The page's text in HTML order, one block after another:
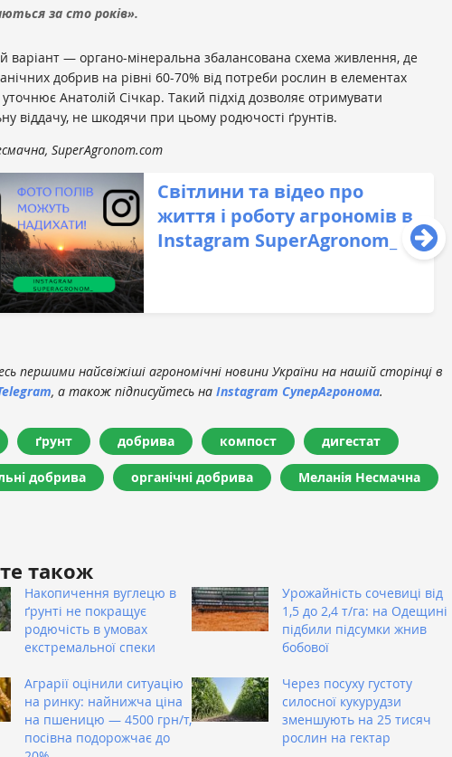
за сто років».
варіант — органо-мінеральна збалансована схема живлення, де
добрив на рівні 60-70% від потреби рослин в елементах
Анатолій Січкар. Такий підхід дозволяє отримувати
віддачу, не шкодячи при цьому родючості ґрунтів.
SuperAgronom.com
Світлини та відео про
життя і роботу агрономів в
Instagram SuperAgronom_
першими найсвіжіші агрономічні новини України на нашій сторінці в
, а також підписуйтесь на Instagram СуперАгронома.
ґрунт добрива компост дигестат
добрива органічні добрива Меланія Несмачна
також
Накопичення вуглецю в
ґрунті не покращує
родючість в умовах
екстремальної спеки
Урожайність сочевиці від
1,5 до 2,4 т/га: на Одещині
підбили підсумки жнив
бобової
Аграрії оцінили ситуацію
на ринку: найнижча ціна
на пшеницю — 4500 грн/т,
посівна подорожчає до
Через посуху густоту
силосної кукурудзи
зменшують на 25 тисяч
рослин на гектар